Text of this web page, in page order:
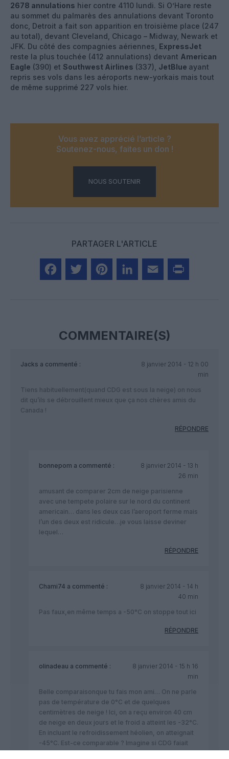
2678 annulations hier contre 4110 lundi. Si O’Hare reste
au sommet du palmarès des annulations devant Toronto
donc, Detroit a fait son apparition en troisième place (247
au total), devant Cleveland, Chicago – Midway, Newark et
JFK. Du côté des compagnies aériennes, ExpressJet
reste la plus touchée (412 annulations) devant American
Eagle (390) et Southwest Airlines (337), JetBlue ayant
repris ses vols dans les aéroports new-yorkais mais tout
de même supprimé 227 vols hier.
Vous avez apprécié l’article ?
Soutenez-nous, faites un don !
NOUS SOUTENIR
PARTAGER L'ARTICLE
COMMENTAIRE(S)
Jacks a commenté :
8 janvier 2014 - 12 h 00
min
Tiens habituellement(quand CDG est sous la neige) on nous
dit qu’ils se débrouillent mieux que ça nos chères amis du
Canada !
RÉPONDRE
bonnepom a commenté :
8 janvier 2014 - 13 h
26 min
amusant de comparer 2cm de neige parisienne
avec une tempete polaire sur le nord du continent
americain… dans les deux cas l’aeroport ferme mais
l’un des deux est ridicule…je vous laisse deviner
lequel…
RÉPONDRE
Chami74 a commenté :
8 janvier 2014 - 14 h
40 min
Pas faux,en même temps a -50°C on stoppe tout ici
RÉPONDRE
olinadeau a commenté :
8 janvier 2014 - 15 h 16
min
Belle comparaisonque tu fais mon ami… On ne parle
pas de température de 0­°C et de quelques
centimètres de neige ! Ici, on a reçu environ 40 cm
de neige en deux jours et le froid a atteint les -32°C.
En incluant le refroidissement héolien, on atteignait
-45°C. Est-ce comparable ? Imagine si CDG faiait